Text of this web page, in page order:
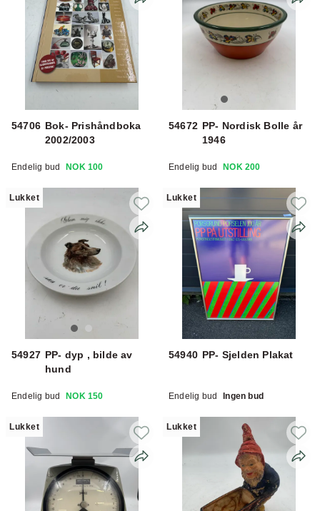
54706 Bok- Prishåndboka
2002/2003
Endelig bud NOK 100
54672 PP- Nordisk Bolle år
1946
Endelig bud NOK 200
Lukket
54927 PP- dyp , bilde av
hund
Endelig bud NOK 150
Lukket
54940 PP- Sjelden Plakat
Endelig bud Ingen bud
Lukket Lukket